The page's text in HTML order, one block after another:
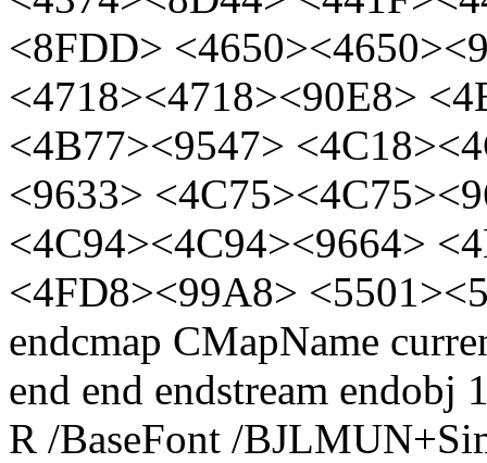
<8FDD>
<4718><4718><90E8>
<4B77><9547>
<9633>
<4C94><4C94><9664>
<4FD8><99A8>
endcmap CMapName
end end endstream
R /BaseFont /